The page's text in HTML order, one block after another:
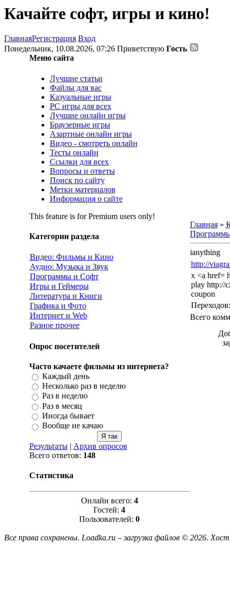
Качайте софт, игры и кино!
ГлавнаяРегистрация Вход
Понедельник, 10.08.2026, 07:26 Приветствую Гость
Меню сайта
Лучшие статьи
Файлы для вас
Казуальные игры
PC игры для всех
Лучшие онлайн игры
Браузерные игры
Азартные онлайн игры
Видео - смотреть онлайн
Тесты онлайн
Ссылки для всех
Вопросы и ответы
Поиск по сайту
Метки материалов
Информация о сайте
This feature is for Premium users only!
Категории раздела
Видео: Фильмы и Кино
Аудио: Музыка и Звук
Программы и Софт
Игры и Геймеры
Литература и Книги
Графика и Фото
Интернет и Web
Разное прочее
Опрос посетителей
Часто качаете фильмы из интернета?
Каждый день
Несколько раз в неделю
Раз в неделю
Раз в месяц
Иногда бывает
Вообще не качаю
Результаты| Архив опросов
Всего ответов: 148
Статистика
Онлайн всего: 4
Гостей: 4
Пользователей: 0
Главная»
ianything
http://
x <a href=
play http://
coupon
Переходов
Всего
Все права сохранены. Loadka.ru – загрузка файлов © 2026.